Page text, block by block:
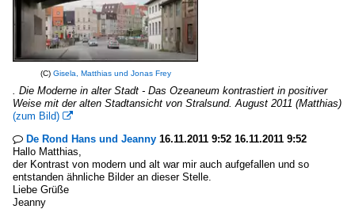
(C) Gisela, Matthias und Jonas Frey
. Die Moderne in alter Stadt - Das Ozeaneum kontrastiert in positiver
Weise mit der alten Stadtansicht von Stralsund. August 2011 (Matthias)
(zum Bild) 
 De Rond Hans und Jeanny 16.11.2011 9:52 16.11.2011 9:52
Hallo Matthias,
der Kontrast von modern und alt war mir auch aufgefallen und so
entstanden ähnliche Bilder an dieser Stelle.
Liebe Grüße
Jeanny